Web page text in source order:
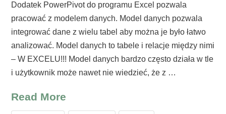
Dodatek PowerPivot do programu Excel pozwala
pracować z modelem danych. Model danych pozwala
integrować dane z wielu tabel aby można je było łatwo
analizować. Model danych to tabele i relacje między nimi
– W EXCELU!!! Model danych bardzo często działa w tle
i użytkownik może nawet nie wiedzieć, że z …
Read More